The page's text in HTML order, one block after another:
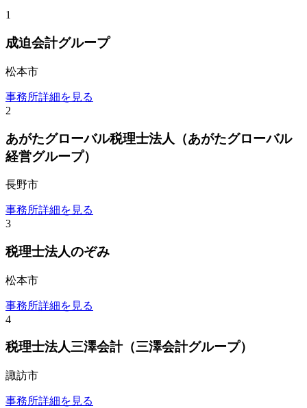
1
成迫会計グループ
松本市
事務所詳細を見る
2
あがたグローバル税理士法人（あがたグローバル
経営グループ）
長野市
事務所詳細を見る
3
税理士法人のぞみ
松本市
事務所詳細を見る
4
税理士法人三澤会計（三澤会計グループ）
諏訪市
事務所詳細を見る